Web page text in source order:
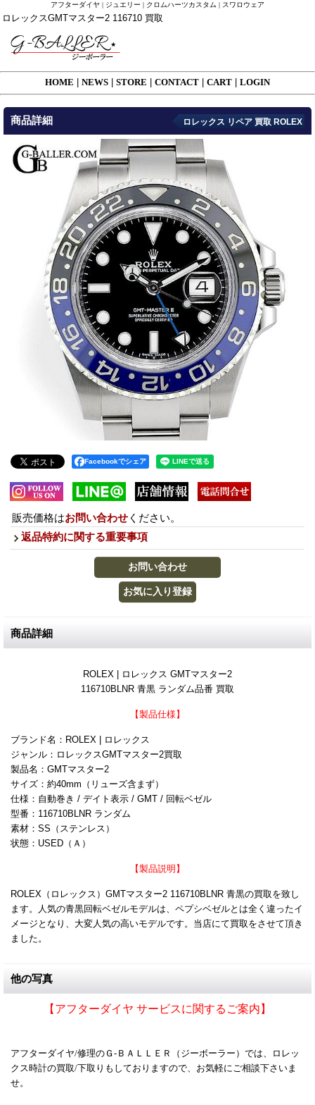
アフターダイヤ | ジュエリー | クロムハーツカスタム | スワロウェア
ロレックスGMTマスター2 116710 買取
HOME NEWS STORE CONTACT CART LOGIN
商品詳細 ロレックス リペア 買取 ROLEX
Facebookでシェア
販売価格はお問い合わせ ください。
返品特約に関する重要事項
商品詳細
ROLEX | ロレックス GMTマスター2
116710BLNR 青黒 ランダム品番 買取
【製品仕様】
ブランド名：ROLEX | ロレックス
ジャンル：ロレックスGMTマスター2買取
製品名：GMTマスター2
サイズ：約40mm（リューズ含まず）
仕様：自動巻き / デイト表示 / GMT / 回転ベゼル
型番：116710BLNR ランダム
素材：SS（ステンレス）
状態：USED（Ａ）
【製品説明】
ROLEX（ロレックス）GMTマスター2 116710BLNR 青黒の買取を致し
ます。人気の青黒回転ベゼルモデルは、ペプシベゼルとは全く違ったイ
メージとなり、大変人気の高いモデルです。当店にて買取をさせて頂き
ました。
他の写真
【アフターダイヤ サービスに関するご案内】
アフターダイヤ/修理のＧ-ＢＡＬＬＥＲ（ジーボーラー）では、ロレッ
クス時計の買取/下取りもしておりますので、お気軽にご相談下さいま
せ。